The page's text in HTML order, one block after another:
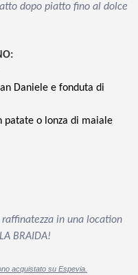
dopo piatto fino al dolce
Daniele e fonduta di
patate o lonza di maiale
in una location
BRAIDA!
acquistato su Espevia.